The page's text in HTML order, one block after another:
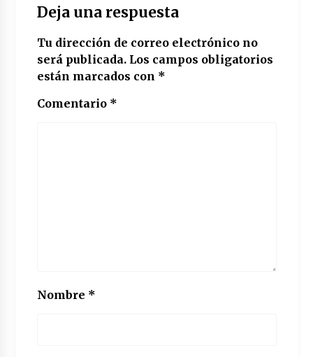
Deja una respuesta
Tu dirección de correo electrónico no
será publicada. Los campos obligatorios
están marcados con *
Comentario *
Nombre *